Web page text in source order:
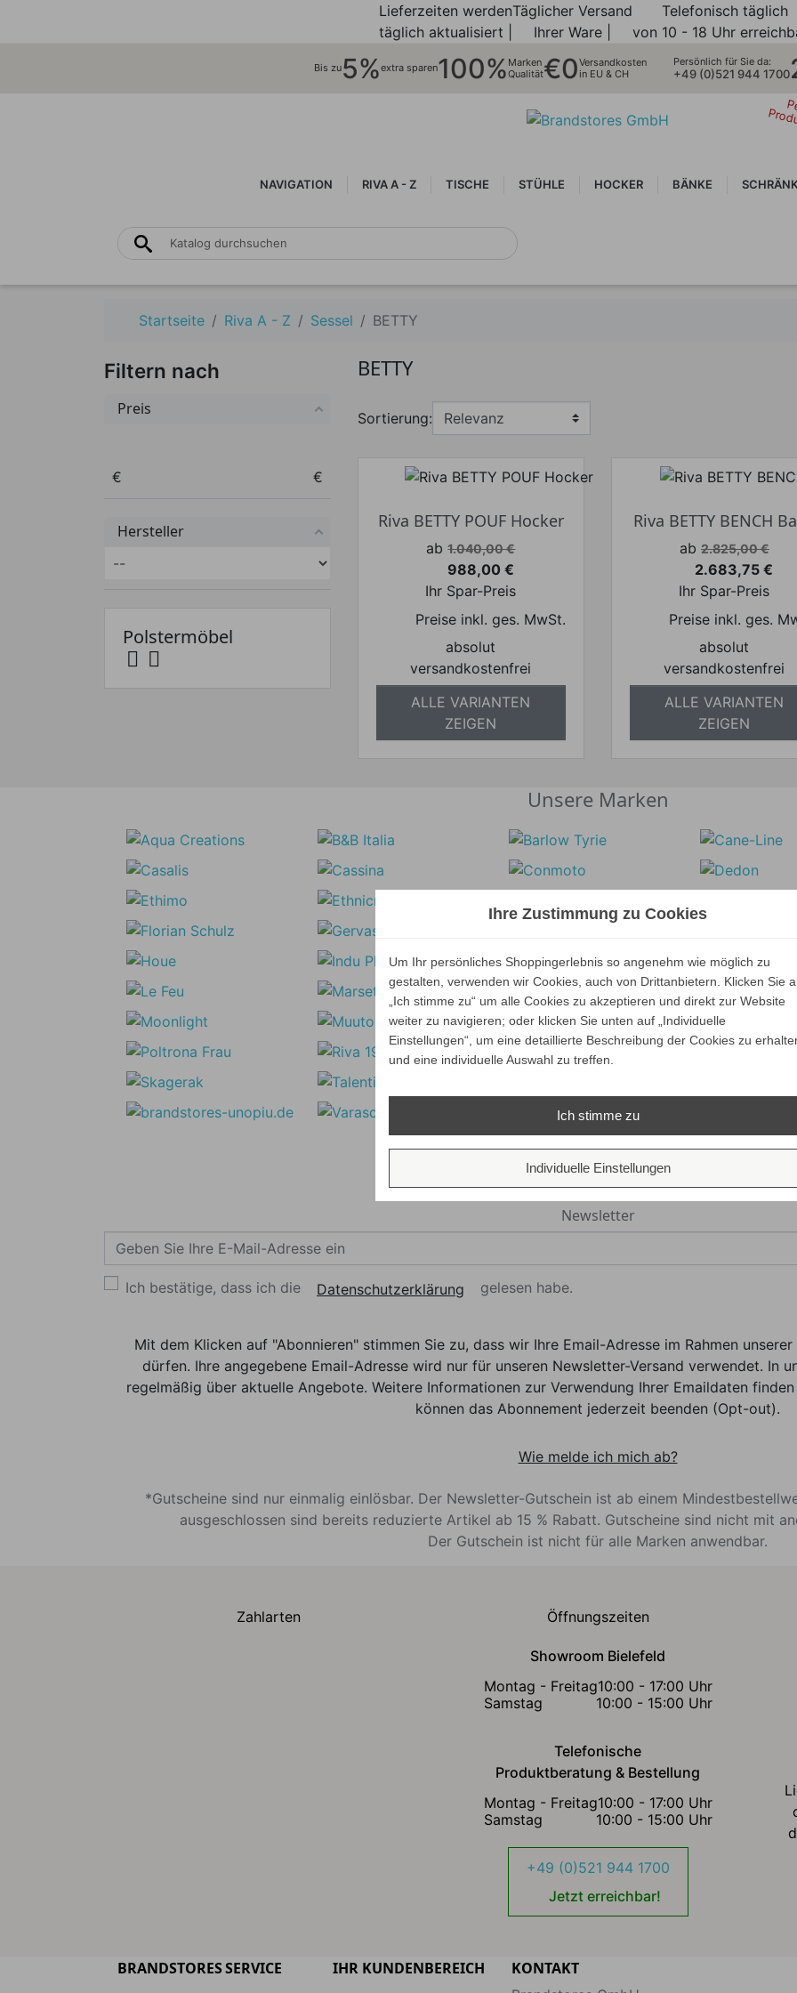
Lieferzeiten werden
täglich aktualisiert |
Täglicher Versand
Ihrer Ware |
Telefonisch täglich
von 10 - 18 Uhr
Bis zu5%extra sparen100% Marken
Qualität€0Versandkosten
in EU & CH
Persönlich für Sie da:
+49 (0)521 944 1700
NAVIGATION RIVA A - Z TISCHE STÜHLE HOCKER BÄNKE
Startseite Riva A - Z Sessel BETTY
Filtern nach
Preis
Preis von
€ Preis bis
€
Hersteller
Polstermöbel
 
BETTY
Sortierung:
Riva BETTY POUF Hocker
Verkaufspreis
ab 1.040,00 €
Preis
988,00 €
Ihr Spar-Preis
Preise inkl. ges. MwSt.
absolut
versandkostenfrei
ALLE VARIANTEN
ZEIGEN
Riva BETTY BENCH
Verkaufspreis
ab 2.825,00 €
Preis
2.683,75 €
Ihr Spar-Preis
Preise inkl. ges.
absolut
versandkostenfrei
ALLE VARIANTEN
ZEIGEN
Unsere Marken
Newsletter
Ich bestätige, dass ich die Datenschutzerklärung gelesen habe.
Mit dem Klicken auf "Abonnieren" stimmen Sie zu, dass wir Ihre Email-Adresse im Rahmen
dürfen. Ihre angegebene Email-Adresse wird nur für unseren Newsletter-Versand verwendet. In
regelmäßig über aktuelle Angebote. Weitere Informationen zur Verwendung Ihrer Emaildaten
können das Abonnement jederzeit beenden (Opt-out).
Wie melde ich mich ab?
*Gutscheine sind nur einmalig einlösbar. Der Newsletter-Gutschein ist ab einem
ausgeschlossen sind bereits reduzierte Artikel ab 15 % Rabatt. Gutscheine sind nicht mit
Der Gutschein ist nicht für alle Marken anwendbar.
Zahlarten Öffnungszeiten
Showroom Bielefeld
Montag - Freitag10:00 - 17:00 Uhr
Samstag
10:00 - 15:00 Uhr
Telefonische
Produktberatung & Bestellung
Montag - Freitag10:00 - 17:00 Uhr
Samstag
10:00 - 15:00 Uhr
+49 (0)521 944 1700
Jetzt erreichbar!
BRANDSTORESSERVICE IHR KUNDENBEREICH KONTAKT
Ihre Zustimmung zu Cookies
Um Ihr persönliches Shoppingerlebnis so angenehm wie möglich zu
gestalten, verwenden wir Cookies, auch von Drittanbietern. Klicken Sie
„Ich stimme zu“ um alle Cookies zu akzeptieren und direkt zur Website
weiter zu navigieren; oder klicken Sie unten auf „Individuelle
Einstellungen“, um eine detaillierte Beschreibung der Cookies zu
und eine individuelle Auswahl zu treffen.
Ich stimme zu
Individuelle Einstellungen